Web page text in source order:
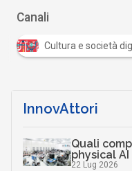
Canali
Cultura e società
InnovAttori
Quali
physical
22 Lug 2026